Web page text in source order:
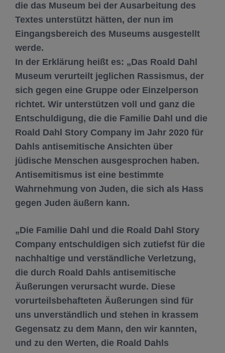
die das Museum bei der Ausarbeitung des
Textes unterstützt hätten, der nun im
Eingangsbereich des Museums ausgestellt
werde.
In der Erklärung heißt es: „Das Roald Dahl
Museum verurteilt jeglichen Rassismus, der
sich gegen eine Gruppe oder Einzelperson
richtet. Wir unterstützen voll und ganz die
Entschuldigung, die die Familie Dahl und die
Roald Dahl Story Company im Jahr 2020 für
Dahls antisemitische Ansichten über
jüdische Menschen ausgesprochen haben.
Antisemitismus ist eine bestimmte
Wahrnehmung von Juden, die sich als Hass
gegen Juden äußern kann.
„Die Familie Dahl und die Roald Dahl Story
Company entschuldigen sich zutiefst für die
nachhaltige und verständliche Verletzung,
die durch Roald Dahls antisemitische
Äußerungen verursacht wurde. Diese
vorurteilsbehafteten Äußerungen sind für
uns unverständlich und stehen in krassem
Gegensatz zu dem Mann, den wir kannten,
und zu den Werten, die Roald Dahls